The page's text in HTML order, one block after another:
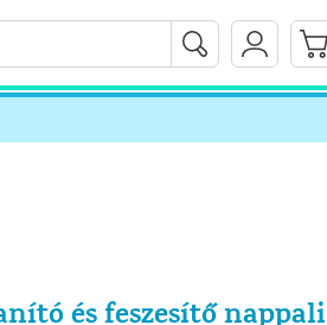
és feszesítő nappali